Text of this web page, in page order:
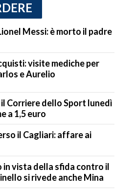
Messi: è morto il padre
visite mediche per
e Aurelio
il Corriere dello Sport lunedì
a 1,5 euro
il Cagliari: affare ai
in vista della sfida contro il
si rivede anche Mina